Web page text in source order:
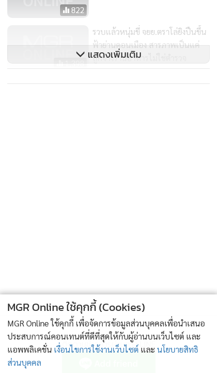
นั้นไม่มีคนได้รับอันตราย และฝ่ายหญิงได้แจ้งความไว้ที่ สภ.แม่
ด้านครอบครัวของฝ่ายหญิงระบุว่า นายวรศักดิ์ เป็นอดีตสามีอยู่
กินกับ น.ส.เมย์ มาประมาณ 14 ปี จนมีลูกด้วยกัน 1 คน แต่ต่อ
822
1,398
รวบแล้วหนุ่มขี่ จยย.ตราโล่ยิงปืนขึ้น
ฟ้าย่านดอนเมือง สารภาพเป็นแค่
ลูกจ้างร้านอาหารไม่ใช่ตำรวจ
รวบแล้ว! “ไอ้ชาร์ป” เดนคุกปืนโหด
แสดงเพิ่มเติม
ติดตามข่าวสารผ่านทาง LINE
MGR Online ใช้คุกกี้ (Cookies)
MGR Online ใช้คุกกี้ เพื่อจัดการข้อมูลส่วนบุคคลเพื่อนำเสนอ
ประสบการณ์คอนเทนต์ที่ดีที่สุดให้กับผู้อ่านบนเว็บไซต์ และ
แอพพลิเคชั่น เงื่อนไขการใช้งานเว็บไซต์ และ นโยบายสิทธิ
ส่วนบุคคล